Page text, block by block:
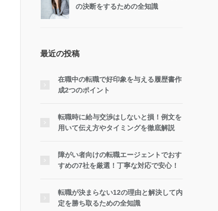
の決断をするための全知識
最近の投稿
在職中の転職で好印象を与える履歴書作
成2つのポイント
転職時に給与交渉はしないと損！例文を
用いて伝え方やタイミングを徹底解説
障がい者向けの転職エージェントでおす
すめの7社を厳選！丁寧な対応で安心！
転職が決まらない12の理由と解決して内
定を勝ち取るための全知識